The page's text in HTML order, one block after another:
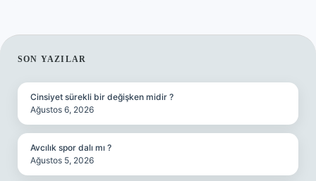
SIDEBAR
SON YAZILAR
Cinsiyet sürekli bir değişken midir ?
Ağustos 6, 2026
Avcılık spor dalı mı ?
Ağustos 5, 2026